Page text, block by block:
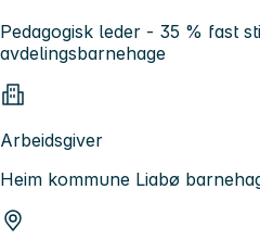
Pedagogisk leder - 35 % fast
avdelingsbarnehage
Arbeidsgiver
Heim kommune Liabø